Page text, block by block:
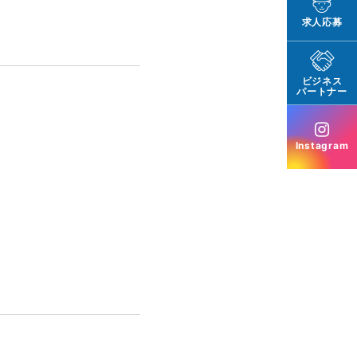
求人応募
ビジネス
パートナー
Instagram